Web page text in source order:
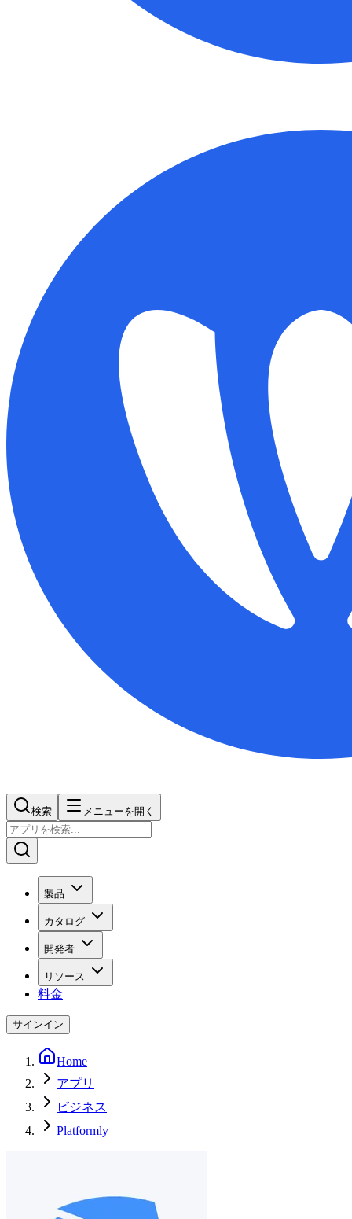
検索 メニューを開く
製品
カタログ
開発者
リソース
料金
サインイン
Home
アプリ
ビジネス
Platformly